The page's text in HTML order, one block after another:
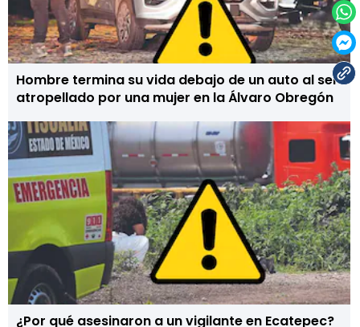
Hombre termina su vida debajo de un auto al ser
atropellado por una mujer en la Álvaro Obregón
¿Por qué asesinaron a un vigilante en Ecatepec?